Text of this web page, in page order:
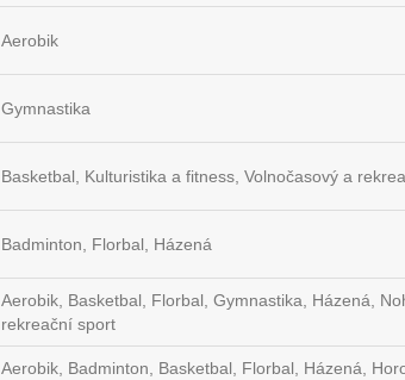
Aerobik
Gymnastika
Basketbal, Kulturistika a fitness, Volnočasový a
Badminton, Florbal, Házená
Aerobik, Basketbal, Florbal, Gymnastika, Házená,
rekreační sport
Aerobik, Badminton, Basketbal, Florbal, Házená,